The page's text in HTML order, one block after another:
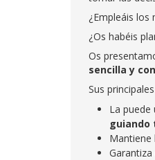
¿Empleáis los
¿Os habéis
Os
sencilla y
Sus
La puede
guiando
Mantiene
Garantiza